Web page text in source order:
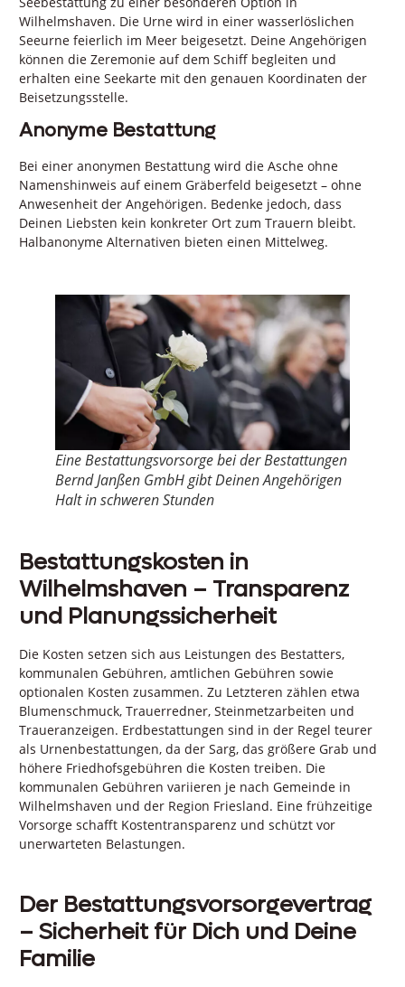
Wilhelmshaven. Die Urne wird in einer wasserlöslichen
Seeurne feierlich im Meer beigesetzt. Deine Angehörigen
können die Zeremonie auf dem Schiff begleiten und
erhalten eine Seekarte mit den genauen Koordinaten der
Beisetzungsstelle.
Anonyme Bestattung
Bei einer anonymen Bestattung wird die Asche ohne
Namenshinweis auf einem Gräberfeld beigesetzt – ohne
Anwesenheit der Angehörigen. Bedenke jedoch, dass
Deinen Liebsten kein konkreter Ort zum Trauern bleibt.
Halbanonyme Alternativen bieten einen Mittelweg.
Eine Bestattungsvorsorge bei der Bestattungen
Bernd Janßen GmbH gibt Deinen Angehörigen
Halt in schweren Stunden
Bestattungskosten in
Wilhelmshaven – Transparenz
und Planungssicherheit
Die Kosten setzen sich aus Leistungen des Bestatters,
kommunalen Gebühren, amtlichen Gebühren sowie
optionalen Kosten zusammen. Zu Letzteren zählen etwa
Blumenschmuck, Trauerredner, Steinmetzarbeiten und
Traueranzeigen. Erdbestattungen sind in der Regel teurer
als Urnenbestattungen, da der Sarg, das größere Grab und
höhere Friedhofsgebühren die Kosten treiben. Die
kommunalen Gebühren variieren je nach Gemeinde in
Wilhelmshaven und der Region Friesland. Eine frühzeitige
Vorsorge schafft Kostentransparenz und schützt vor
unerwarteten Belastungen.
Der Bestattungsvorsorgevertrag
– Sicherheit für Dich und Deine
Familie